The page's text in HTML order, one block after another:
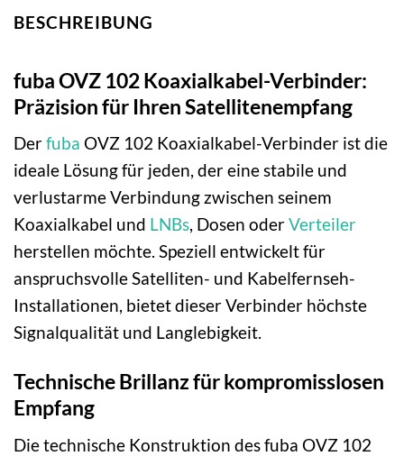
BESCHREIBUNG
fuba OVZ 102 Koaxialkabel-Verbinder:
Präzision für Ihren Satellitenempfang
Derfuba OVZ 102 Koaxialkabel-Verbinder ist die
ideale Lösung für jeden, der eine stabile und
verlustarme Verbindung zwischen seinem
Koaxialkabel und LNBs, Dosen oderVerteiler
herstellen möchte. Speziell entwickelt für
anspruchsvolle Satelliten- und Kabelfernseh-
Installationen, bietet dieser Verbinder höchste
Signalqualität und Langlebigkeit.
Technische Brillanz für kompromisslosen
Empfang
Die technische Konstruktion des fuba OVZ 102